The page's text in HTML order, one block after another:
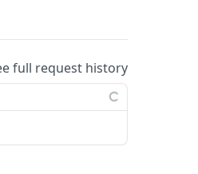
full request history